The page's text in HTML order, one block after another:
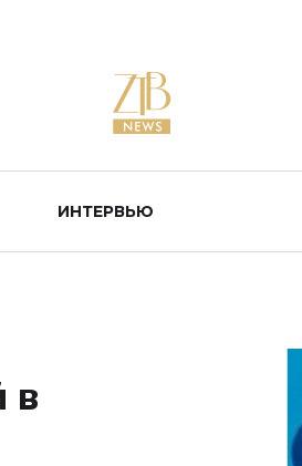
ИНТЕРВЬЮ
в